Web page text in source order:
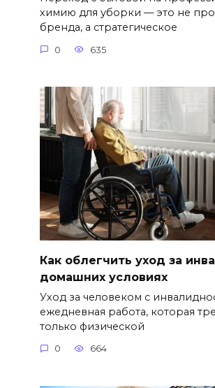
химию для уборки — это не
бренда, а стратегическое
0 635
Как облегчить уход за
домашних условиях
Уход за человеком с
ежедневная работа, которая
только физической
0 664